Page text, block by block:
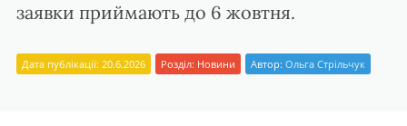
заявки приймають до 6 жовтня.
Дата публікації: 20.6.2026 Розділ: Новини Автор: Ольга Стрільчук